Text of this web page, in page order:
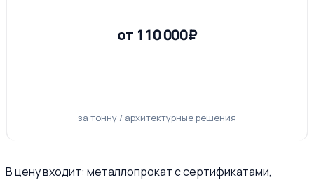
от 110 000₽
за тонну / архитектурные решения
В цену входит: металлопрокат с сертификатами,